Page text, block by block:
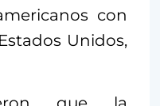
con
Unidos,